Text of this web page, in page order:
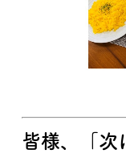
皆様、「次